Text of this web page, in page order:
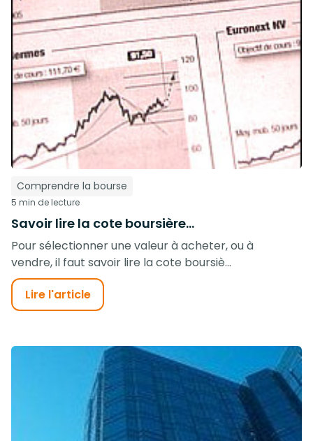
Comprendre la bourse
5 min de lecture
Savoir lire la cote boursière…
Pour sélectionner une valeur à acheter, ou à
vendre, il faut savoir lire la cote boursiè...
Lire l'article